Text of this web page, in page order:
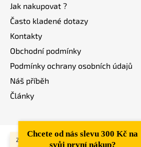
Zboží nezasíláme. Od 5000,- do 100km od
Jak nakupovat ?
Často kladené dotazy
Kontakty
Obchodní podmínky
Podmínky ochrany osobních údajů
Náš příběh
Články
Vytvořil
Chcete od nás slevu 300 Kč na
svůj první nákup?​